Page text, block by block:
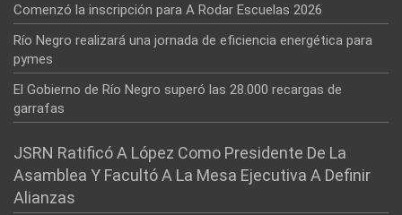
Comenzó la inscripción para A Rodar Escuelas 2026
Río Negro realizará una jornada de eficiencia energética para
pymes
El Gobierno de Río Negro superó las 28.000 recargas de
garrafas
JSRN Ratificó A López Como Presidente De La
Asamblea Y Facultó A La Mesa Ejecutiva A Definir
Alianzas